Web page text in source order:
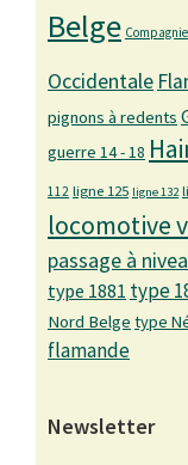
Belge
Occidentale
pignons à redents
guerre 14 - 18
112 ligne 125 ligne 132
locomotive
passage à
type 1881 type
Nord Belge type
flamande
Newsletter